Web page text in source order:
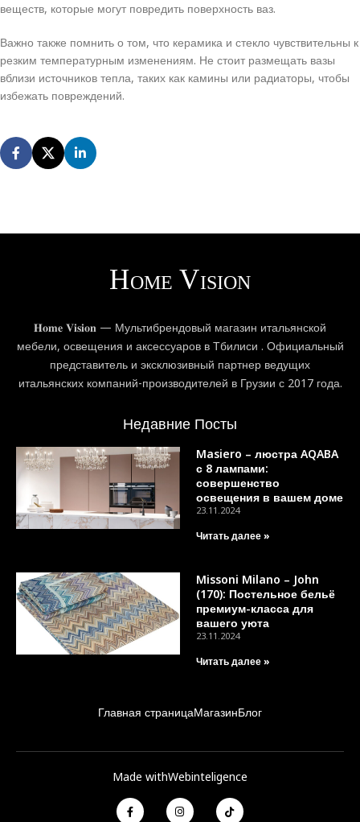
веществ, которые могут повредить поверхность ваз.
Важно также помнить о том, что керамика и стекло чувствительны к
резким температурным изменениям. Не стоит размещать вазы
вблизи источников тепла, таких как камины или радиаторы, чтобы
избежать повреждений.
𝐇𝐨𝐦𝐞 𝐕𝐢𝐬𝐢𝐨𝐧 — Мультибрендовый магазин итальянской
мебели, освещения и аксессуаров в Тбилиси . Официальный
представитель и эксклюзивный партнер ведущих
итальянских компаний-производителей в Грузии с 2017 года.
Недавние Посты
Masiero – люстра AQABA
с 8 лампами:
совершенство
освещения в вашем доме
23.11.2024
Читать далее »
Missoni Milano – John
(170): Постельное бельё
премиум-класса для
вашего уюта
23.11.2024
Читать далее »
Главная страницаМагазинБлог
Made withWebinteligence